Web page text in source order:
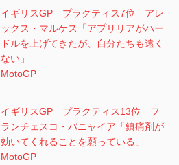
イギリスGP プラクティス7位 アレ
ックス・マルケス「アプリリアがハー
ドルを上げてきたが、自分たちも遠く
ない」
MotoGP
イギリスGP プラクティス13位 フ
ランチェスコ・バニャイア「鎮痛剤が
効いてくれることを願っている」
MotoGP